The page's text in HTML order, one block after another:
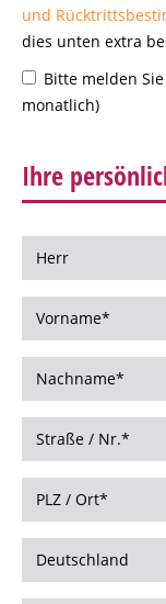
und
dies unten extra
monatlich)
Ihre